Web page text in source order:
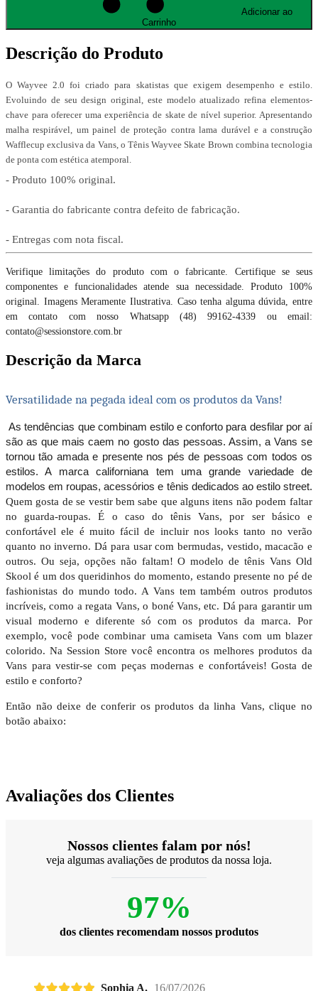
Carrinho
Descrição do Produto
O Wayvee 2.0 foi criado para skatistas que exigem desempenho e estilo.
Evoluindo de seu design original, este modelo atualizado refina elementos-
chave para oferecer uma experiência de skate de nível superior. Apresentando
malha respirável, um painel de proteção contra lama durável e a construção
Wafflecup exclusiva da Vans, o Tênis Wayvee Skate Brown combina tecnologia
de ponta com estética atemporal.
- Produto 100% original.
- Garantia do fabricante contra defeito de fabricação.
- Entregas com nota fiscal.
Verifique limitações do produto com o fabricante. Certifique se seus
componentes e funcionalidades atende sua necessidade. Produto 100%
original. Imagens Meramente Ilustrativa. Caso tenha alguma dúvida, entre
em contato com nosso Whatsapp (48) 99162-4339 ou email:
contato@sessionstore.com.br
Descrição da Marca
Versatilidade na pegada ideal com os produtos da Vans!
As tendências que combinam estilo e conforto para desfilar por aí
são as que mais caem no gosto das pessoas. Assim, a Vans se
tornou tão amada e presente nos pés de pessoas com todos os
estilos. A marca californiana tem uma grande variedade de
modelos em roupas, acessórios e tênis dedicados ao estilo street.
Quem gosta de se vestir bem sabe que alguns itens não podem faltar
no guarda-roupas. É o caso do tênis Vans, por ser básico e
confortável ele é muito fácil de incluir nos looks tanto no verão
quanto no inverno. Dá para usar com bermudas, vestido, macacão e
outros. Ou seja, opções não faltam! O modelo de tênis Vans Old
Skool é um dos queridinhos do momento, estando presente no pé de
fashionistas do mundo todo. A Vans tem também outros produtos
incríveis, como a regata Vans, o boné Vans, etc. Dá para garantir um
visual moderno e diferente só com os produtos da marca. Por
exemplo, você pode combinar uma camiseta Vans com um blazer
colorido. Na Session Store você encontra os melhores produtos da
Vans para vestir-se com peças modernas e confortáveis! Gosta de
estilo e conforto?
Então não deixe de conferir os produtos da linha Vans, clique no
botão abaixo:
Avaliações dos Clientes
Nossos clientes falam por nós!
veja algumas avaliações de produtos da nossa loja.
97%
dos clientes recomendam nossos produtos
Sophia A. 16/07/2026